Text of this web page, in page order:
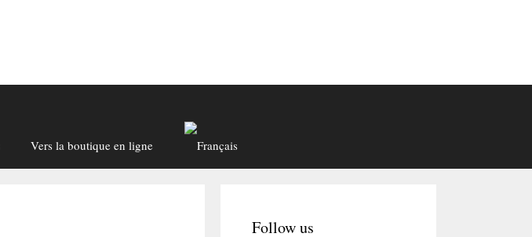
Vers la boutique en ligne
Follow us